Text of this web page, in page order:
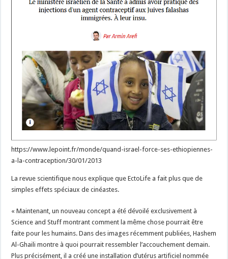
https://www.lepoint.fr/monde/quand-israel-force-ses-ethiopiennes-
a-la-contraception/30/01/2013
La revue scientifique nous explique que EctoLife a fait plus que de
simples effets spéciaux de cinéastes.
« Maintenant, un nouveau concept a été dévoilé exclusivement à
Science and Stuff montrant comment la même chose pourrait être
faite pour les humains. Dans des images récemment publiées, Hashem
Al-Ghaili montre à quoi pourrait ressembler l’accouchement demain.
Plus précisément, il a créé une installation d’utérus artificiel nommée